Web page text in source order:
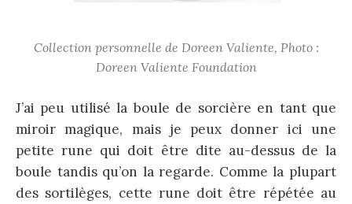
Collection personnelle de Doreen Valiente, Photo :
Doreen Valiente Foundation
J’ai peu utilisé la boule de sorcière en tant que
miroir magique, mais je peux donner ici une
petite rune qui doit être dite au-dessus de la
boule tandis qu’on la regarde. Comme la plupart
des sortilèges, cette rune doit être répétée au